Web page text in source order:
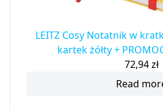
LEITZ Cosy Notatnik w
kartek żółty +
72,94zł
Read